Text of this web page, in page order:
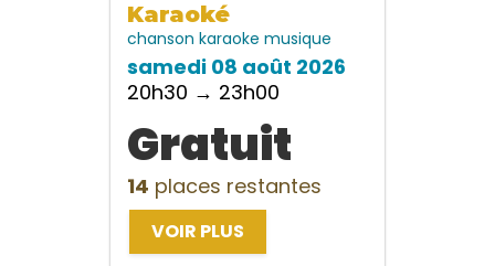
Karaoké
chanson karaoke musique
samedi 08 août 2026
20h30 → 23h00
Gratuit
14 places restantes
VOIR PLUS